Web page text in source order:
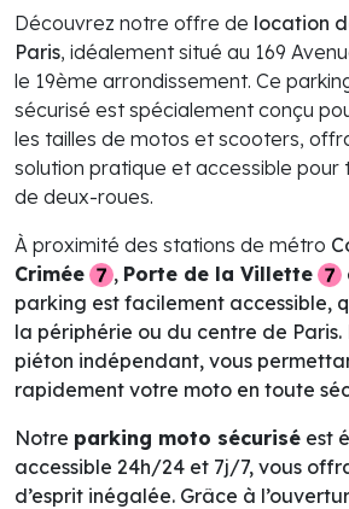
Découvrez notre offre de location
Paris, idéalement situé au 169
le 19ème arrondissement. Ce
sécurisé est spécialement conçu
les tailles de motos et scooters,
solution pratique et accessible pour
de deux-roues.
À proximité des stations de métro
Crimée
, Porte de la Villette
parking est facilement accessible,
la périphérie ou du centre de Paris.
piéton indépendant, vous
rapidement votre moto en toute
Notre parking moto sécurisé est
accessible 24h/24 et 7j/7, vous
d’esprit inégalée. Grâce à